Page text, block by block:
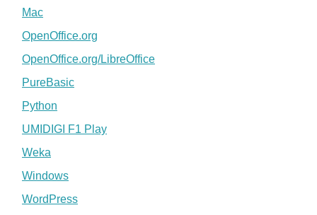
Mac
OpenOffice.org
OpenOffice.org/LibreOffice
PureBasic
Python
UMIDIGI F1 Play
Weka
Windows
WordPress